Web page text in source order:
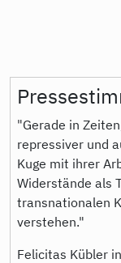
"Gerade in
repressiver und
Kuge mit ihrer
Widerstände als
transnationalen
verstehen."
Felicitas Kübler